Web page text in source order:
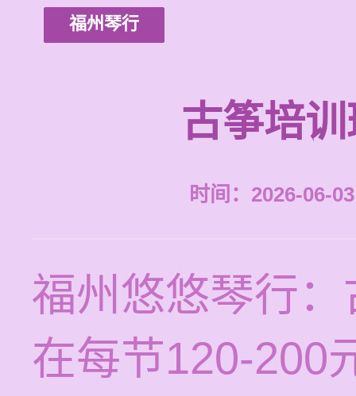
福州琴行
古筝培
时间：2026-06-
福州悠悠琴行
在每节120-200